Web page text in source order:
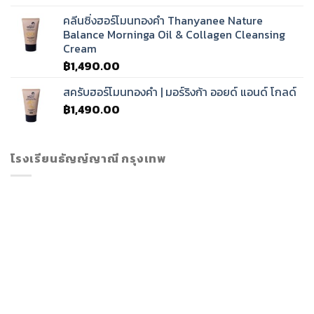
คลีนซิ่งฮอร์โมนทองคำ Thanyanee Nature
Balance Morninga Oil & Collagen Cleansing
Cream
฿1,490.00
สครับฮอร์โมนทองคำ | มอร์ริงก้า ออยด์ แอนด์ โกลด์
฿1,490.00
โรงเรียนธัญญ์ญาณี กรุงเทพ